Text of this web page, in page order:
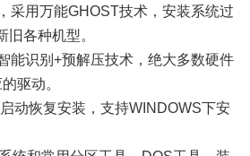
采用万能GHOST技术，安装系统过
各种机型。
能识别+预解压技术，绝大多数硬件
驱动。
动恢复安装，支持WINDOWS下安